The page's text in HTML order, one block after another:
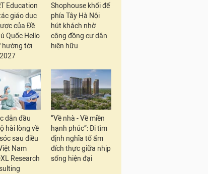
Education
giáo dục
của Đề
Quốc Hello
hướng tới
Shophouse khối đế
phía Tây Hà Nội
hút khách nhờ
cộng đồng cư dân
hiện hữu
dẫn đầu
hài lòng về
sau điều
Nam
Research
“Về nhà - Về miền
hạnh phúc”: Đi tìm
định nghĩa tổ ấm
đích thực giữa nhịp
sống hiện đại